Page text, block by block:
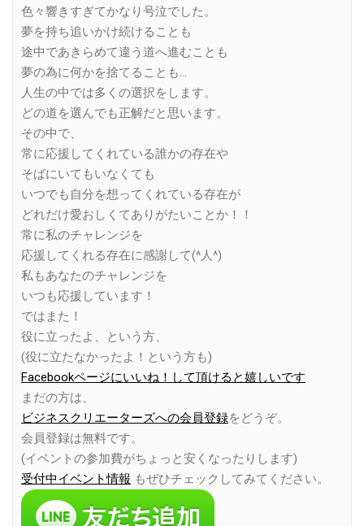
色々響きすぎてかなり号泣でした。
夢を持ち追いかけ続けることも
途中であきらめて違う道へ進むことも
夢の為に何かを捨てることも…
人生の中では多くの選択をします。
どの道を選んでも正解だと思います。
その中で、
常に応援してくれている誰かの存在や
そばにいてもいなくても
いつでも自分を想ってくれている存在が
どれだけ愛おしくてありがたいことか！！
常に私のチャレンジを
応援してくれる存在に感謝して(^人^)
私もあなたのチャレンジを
いつも応援しています！
ではまた！
役に立ったよ、という方、
(役に立たなかったよ！という方も)
Facebookページにいいね！して頂けると嬉しいです
まだの方は、
ビジネスクリエーターズへの会員登録をどうぞ。
会員登録は無料です。
(イベントの参加費がちょっと安くなったりします)
受付中イベント情報 もぜひチェックしてみてください。